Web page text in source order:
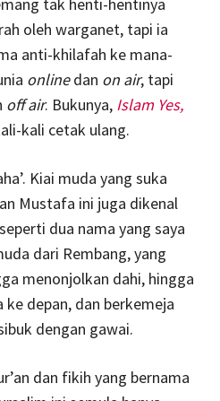
oleh warganet, tapi ia
anti-khilafah ke mana-
onlinedan on air, tapi
off air. Bukunya, Islam Yes,
kali cetak ulang.
Kiai muda yang suka
Mustafa ini juga dikenal
dua nama yang saya
dari Rembang, yang
menonjolkan dahi, hingga
depan, dan berkemeja
dengan gawai.
dan fikih yang bernama